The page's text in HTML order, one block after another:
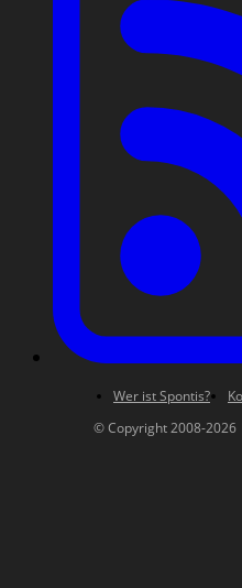
Wer ist Spontis?
© Copyright 2008-2026